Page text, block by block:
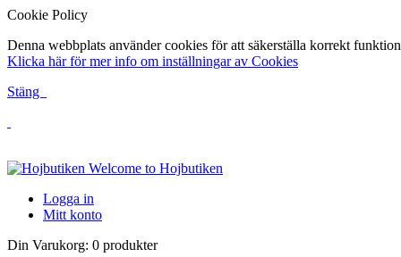
Cookie Policy
Denna webbplats använder cookies för att säkerställa korrekt
Klicka här för mer info om inställningar av Cookies
Stäng
Welcome to Hojbutiken
Logga in
Mitt konto
Din Varukorg: 0 produkter